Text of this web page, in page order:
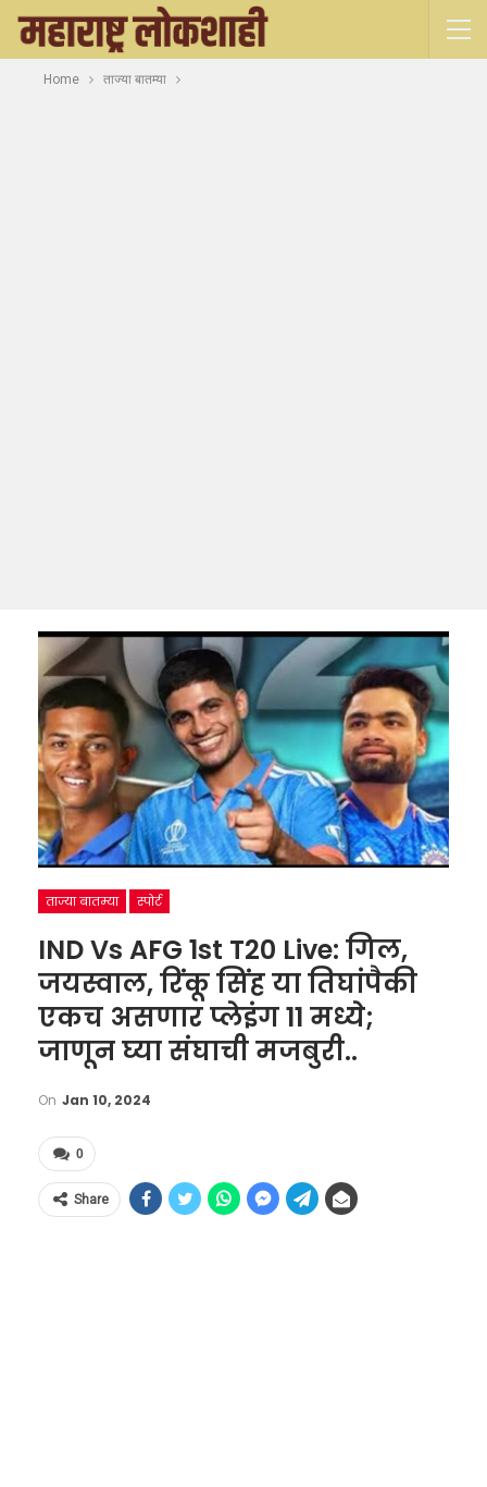
Home ताज्या बातम्या
ताज्या बातम्या स्पोर्ट
IND Vs AFG 1st T20 Live: गिल,
जयस्वाल, रिंकू सिंह या तिघांपैकी
एकच असणार प्लेइंग 11 मध्ये;
जाणून घ्या संघाची मजबुरी..
On Jan 10, 2024
0
Share